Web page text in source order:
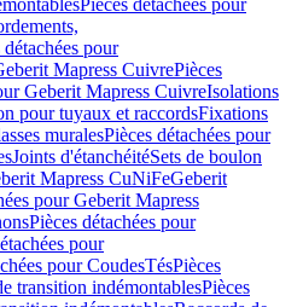
Pièces détachées pour
détachées pour
Mapress CuivrePièces
Geberit Mapress CuivreIsolations
pour tuyaux et raccordsFixations
muralesPièces détachées pour
Joints d'étanchéitéSets de boulon
Mapress CuNiFeGeberit
pour Geberit Mapress
Pièces détachées pour
pour
pour CoudesTésPièces
transition indémontablesPièces